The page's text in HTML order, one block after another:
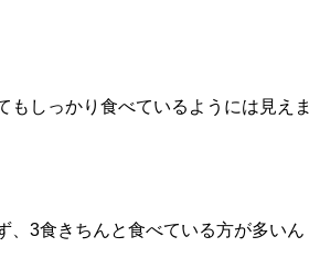
しっかり食べているようには見えま
、3食きちんと食べている方が多いん